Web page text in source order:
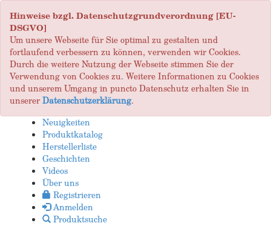
Hinweise bzgl. Datenschutzgrundverordnung [EU-
DSGVO]
Um unsere Webseite für Sie optimal zu gestalten und
fortlaufend verbessern zu können, verwenden wir Cookies.
Durch die weitere Nutzung der Webseite stimmen Sie der
Verwendung von Cookies zu. Weitere Informationen zu Cookies
und unserem Umgang in puncto Datenschutz erhalten Sie in
unsererDatenschutzerklärung.
Neuigkeiten
Produktkatalog
Herstellerliste
Geschichten
Videos
Über uns
Registrieren
Anmelden
Produktsuche